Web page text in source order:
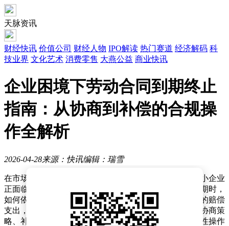
天脉资讯
财经快讯 价值公司 财经人物 IPO解读 热门赛道 经济解码 科
技业界 文化艺术 消费零售 大燕公益 商业快讯
企业困境下劳动合同到期终止
指南：从协商到补偿的合规操
作全解析
2026-04-28来源：快讯编辑：瑞雪
在市场环境波动、企业运营压力增大的背景下，部分中小企业
正面临订单锐减、产能过剩的困境。当劳动合同临近到期时，
如何依法合规地完成终止流程，避免劳动纠纷和不必要的赔偿
支出，成为企业管理者关注的焦点。本文从法律适用、协商策
略、补偿核算及风险防控等维度，为中小企业提供系统性操作